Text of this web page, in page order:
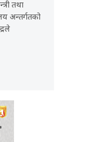
तथा
अन्तर्गतको